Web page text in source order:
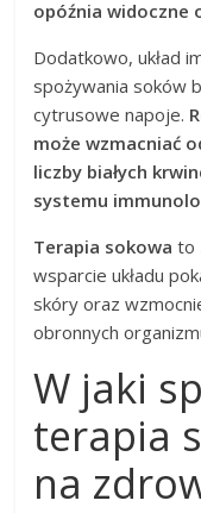
opóźnia widoczne
Dodatkowo, układ
spożywania soków
cytrusowe napoje.
może wzmacniać
liczby białych
systemu
Terapia sokowa to
wsparcie układu
skóry oraz
obronnych
W jaki
terapia
na